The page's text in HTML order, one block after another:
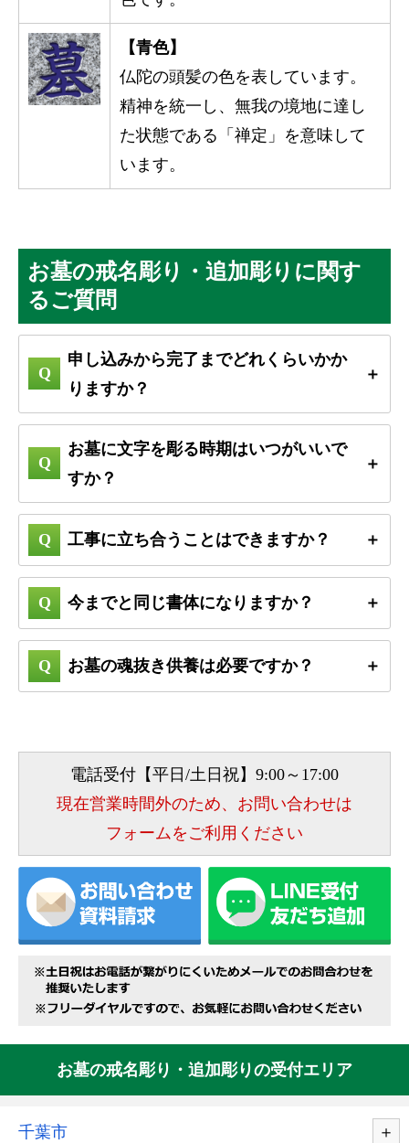
【青色】
仏陀の頭髪の色を表しています。
精神を統一し、無我の境地に達し
た状態である「禅定」を意味して
います。
お墓の戒名彫り・追加彫りに関す
るご質問
申し込みから完了までどれくらいかか
りますか？
お墓に文字を彫る時期はいつがいいで
すか？
工事に立ち合うことはできますか？
今までと同じ書体になりますか？
お墓の魂抜き供養は必要ですか？
電話受付【平日/土日祝】9:00～17:00
現在営業時間外のため、お問い合わせは
フォームをご利用ください
お墓の戒名彫り・追加彫りの受付エリア
千葉市